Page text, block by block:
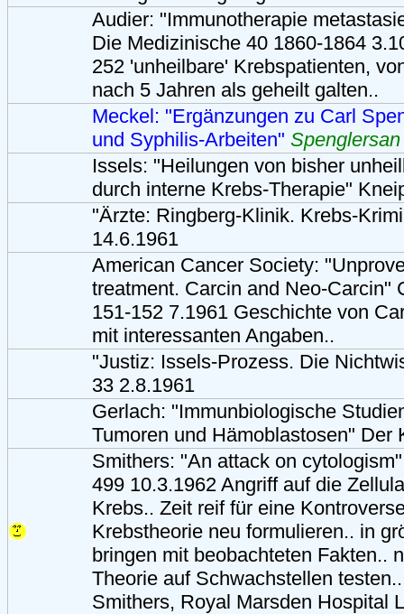
Audier: "Immunotherapie
Die Medizinische 40 1860-1864
252 'unheilbare' Krebspatienten,
nach 5 Jahren als geheilt galten..
Meckel: "Ergänzungen zu Carl
und Syphilis-Arbeiten"
Issels: "Heilungen von bisher
durch interne Krebs-Therapie"
"Ärzte: Ringberg-Klinik. Krebs-
14.6.1961
American Cancer Society:
treatment. Carcin and Neo-Carcin"
151-152 7.1961 Geschichte von
mit interessanten Angaben..
"Justiz: Issels-Prozess. Die
33 2.8.1961
Gerlach: "Immunbiologische
Tumoren und Hämoblastosen" Der
Smithers: "An attack on
499 10.3.1962 Angriff auf die
Krebs.. Zeit reif für eine
Krebstheorie neu formulieren.. in
bringen mit beobachteten Fakten..
Theorie auf Schwachstellen
Smithers, Royal Marsden Hospital